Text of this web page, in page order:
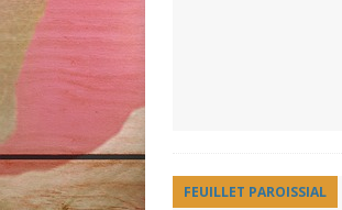
FEUILLET PAROISSIAL